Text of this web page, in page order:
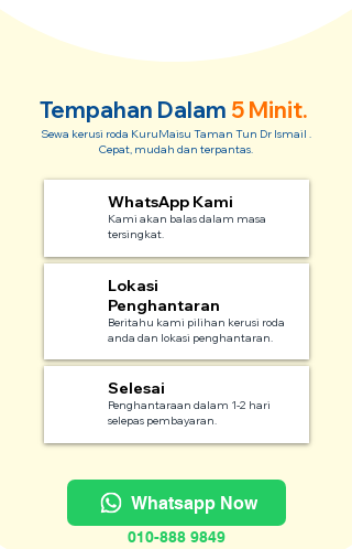
Tempahan Dalam 5 Minit.
Sewa kerusi roda KuruMaisu Taman Tun Dr Ismail .
Cepat, mudah dan terpantas.
WhatsApp Kami
Kami akan balas dalam masa
tersingkat.
Lokasi
Penghantaran
Beritahu kami pilihan kerusi roda
anda dan lokasi penghantaran.
Selesai
Penghantaraan dalam 1-2 hari
selepas pembayaran.
Whatsapp Now
010-888 9849